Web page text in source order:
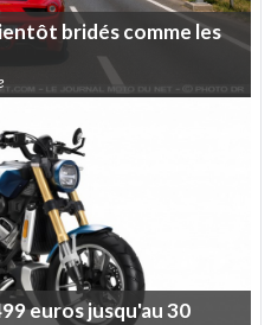
bridéscommeles
eurosjusqu'au30